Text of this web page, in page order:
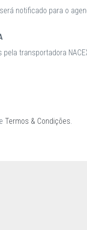
notificado para o
transportadora
Termos & Condições.